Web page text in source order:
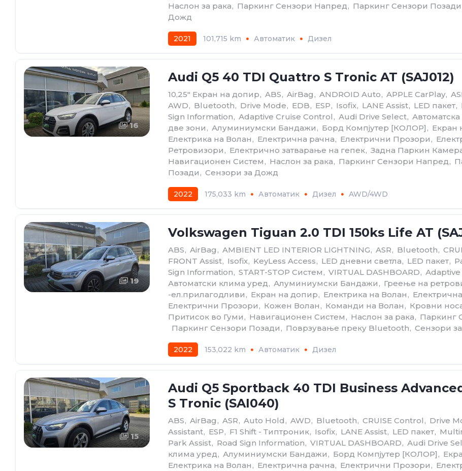
Наслон за рака, Паркинг Сензори Напред, Паркинг Сензори Позади
Дожд
2021 101,715 km Автоматик Дизел
16
Audi Q5 40 TDI Quattro S Tronic AT (SAJ012)
10,25" Екран на допир, ABS, AirBag , ANDROID Auto, APPLE CarPlay,
AWD, Bluetooth, Drive Mode, EDB, ESP, Isofix, LANE Assist, LED пакет,
Sign Information, Аdaptive Cruise Control , Аudi Drive Select,
две зони , Алуминиумски Бандажи , Борд Компјутер [КОЛОР] , Екран
Електрика на Волан , Електрична рачна, Електрични Прозори ,
Ретровизори , Електрично затварање на гепек, Задна Паркин
Навигационен Систем , Наслон за рака, Паркинг Сензори Напред,
Позади , Сензори за Дожд
2022 175,033 km Автоматик Дизел AWD/4WD
19
Volkswagen Tiguan 2.0 TDI 150ks Life AT
ABS, AirBag , AMBIENT LED INTERIOR LIGHTNING, ASR, Bluetooth,
FRONT Assist, Isofix, KeyLess Access, LED дневни светла, LED пакет,
Sign Information, START-STOP Систем , VIRTUAL DASHBOARD, Аdaptive
Автоматски клима уред, Алуминиумски Бандажи , Греење на
-ел.прилагодливи , Екран на допир, Електрика на Волан ,
Електрични Прозори , Кожен Волан , Команди на Волан , Кровни
Притисок во Гуми , Навигационен Систем , Наслон за рака, Паркинг
Паркинг Сензори Позади , Поврзување преку Bluetooth, Сензори
2022 153,022 km Автоматик Дизел
15
Audi Q5 Sportback 40 TDI Business
S Tronic (SAI040)
ABS, AirBag , ASR, Auto Hold , AWD, Bluetooth, CRUISE Control , Drive
Assistant, ESP, F1 Shift - Типтроник, Isofix, LANE Assist, LED пакет,
Park Assist, Road Sign Information, VIRTUAL DASHBOARD, Аudi Drive
клима уред, Алуминиумски Бандажи , Борд Компјутер [КОЛОР] ,
Електрика на Волан , Електрична рачна, Електрични Прозори ,